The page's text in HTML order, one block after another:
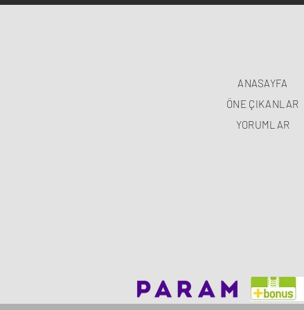
ANASAYFA
ÖNE ÇIKANLAR
YORUMLAR